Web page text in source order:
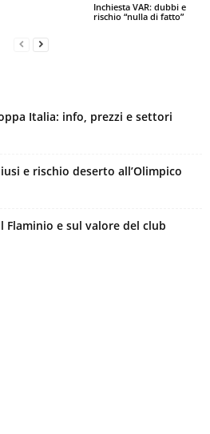
Inchiesta VAR: dubbi e
rischio “nulla di fatto”
Italia: info, prezzi e settori
e rischio deserto all’Olimpico
e sul valore del club